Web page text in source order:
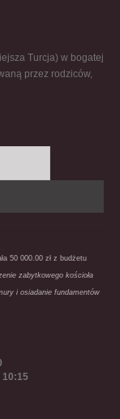
Turcja) w bogatej
przez rodziców,
50 000.00 zł z budżetu
zabytkowego kościoła
i osiadanie fundamentów
10:15